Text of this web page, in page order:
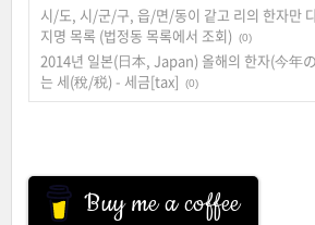
시/도, 시/군/구, 읍/면/동이 같고 리의 한자만
지명 목록 (법정동 목록에서 조회)
(0)
2014년 일본(日本, Japan) 올해의 한자(今年
는 세(稅/税) - 세금[tax]
(0)
Buy me a coffee